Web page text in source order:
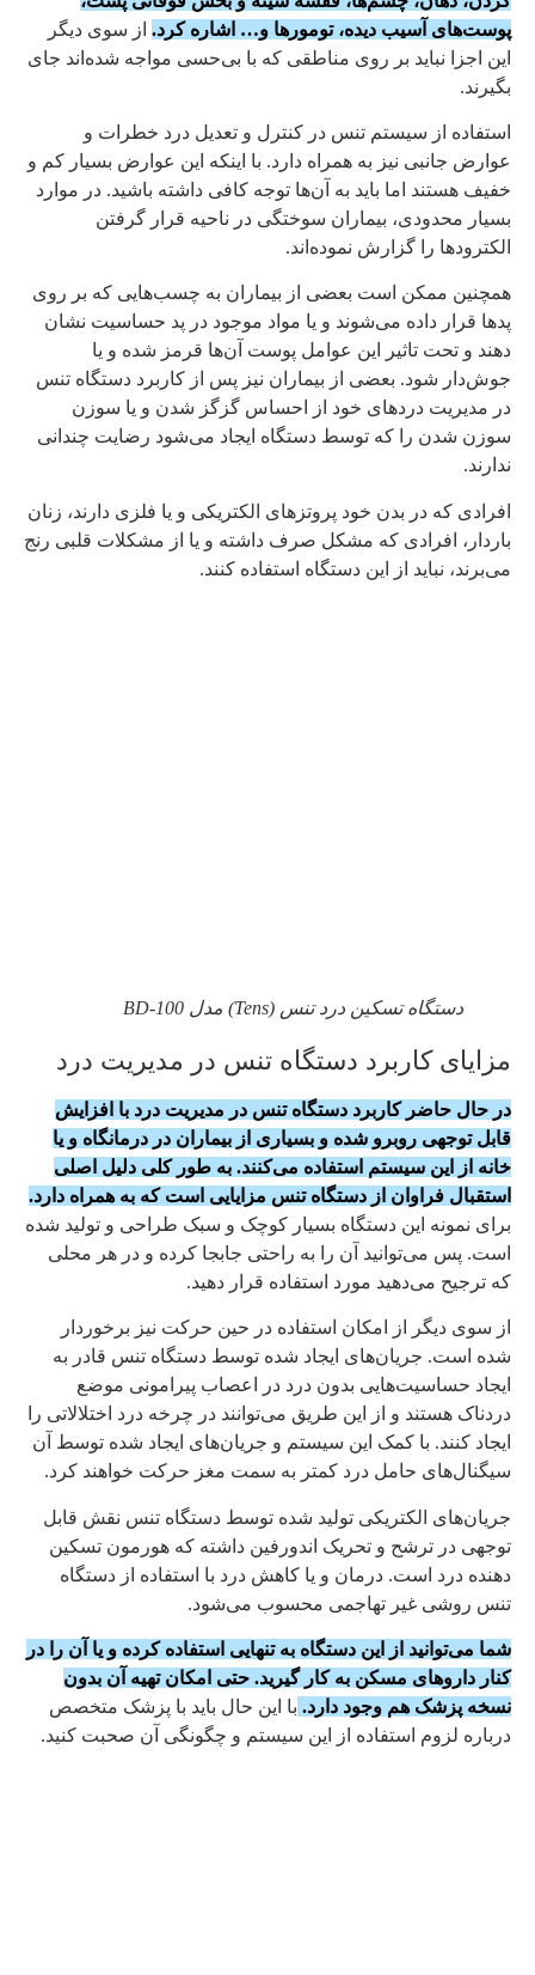
پوست‌های آسیب دیده، تومورها و… اشاره کرد.از سوی دیگر
این اجزا نباید بر روی مناطقی که با بی‌حسی مواجه شده‌اند جای
بگیرند.
استفاده از سیستم تنس در کنترل و تعدیل درد خطرات و
عوارض جانبی نیز به همراه دارد‌. با اینکه این عوارض بسیار کم و
خفیف هستند اما باید به آن‌ها توجه کافی داشته باشید. در موارد
بسیار محدودی، بیماران سوختگی در ناحیه قرار گرفتن
الکترودها را گزارش نموده‌اند.
همچنین ممکن است بعضی از بیماران به چسب‌هایی که بر روی
پدها قرار داده می‌شوند و یا مواد موجود در پد حساسیت نشان
دهند و تحت تاثیر این عوامل پوست آن‌ها قرمز شده و یا
جوش‌دار شود. بعضی از بیماران نیز پس از کاربرد دستگاه تنس
در مدیریت دردهای خود از احساس گزگز شدن و یا سوزن
سوزن شدن را که توسط دستگاه ایجاد می‌شود رضایت چندانی
ندارند.
افرادی که در بدن خود پروتز‌های الکتریکی و یا فلزی دارند، زنان
باردار، افرادی که مشکل صرف داشته و یا از مشکلات قلبی رنج
می‌برند، نباید از این دستگاه استفاده کنند.
دستگاه تسکین درد تنس (Tens) مدل BD-100
مزایای کاربرد دستگاه تنس در مدیریت درد
در حال حاضر کاربرد دستگاه تنس در مدیریت درد با افزایش
قابل توجهی روبرو شده و بسیاری از بیماران در درمانگاه و یا
خانه از این سیستم استفاده می‌کنند. به طور کلی دلیل اصلی
استقبال فراوان از دستگاه تنس مزایایی است که به همراه دارد.
برای نمونه این دستگاه بسیار کوچک و سبک طراحی و تولید شده
است. پس می‌توانید آن را به راحتی جابجا کرده و در هر محلی
که ترجیح می‌دهید مورد استفاده قرار دهید.
از سوی دیگر از امکان استفاده در حین حرکت نیز برخوردار
شده است. جریان‌های ایجاد شده توسط دستگاه تنس قادر به
ایجاد حساسیت‌هایی بدون درد در اعصاب پیرامونی موضع
دردناک هستند و از این طریق می‌توانند در چرخه درد اختلالاتی را
ایجاد کنند. با کمک این سیستم و جریان‌های ایجاد شده توسط آن
سیگنال‌های حامل درد کمتر به سمت مغز حرکت خواهند کرد.
جریان‌های الکتریکی تولید شده توسط دستگاه تنس نقش قابل
توجهی در ترشح و تحریک اندورفین داشته که هورمون تسکین
دهنده درد است. درمان و یا کاهش درد با استفاده از دستگاه
تنس روشی غیر تهاجمی محسوب می‌شود.
شما می‌توانید از این دستگاه به تنهایی استفاده کرده و یا آن را در
کنار داروهای مسکن به کار گیرید. حتی امکان تهیه آن بدون
نسخه پزشک هم وجود دارد.با این حال باید با پزشک متخصص
درباره لزوم استفاده از این سیستم و چگونگی آن صحبت کنید.